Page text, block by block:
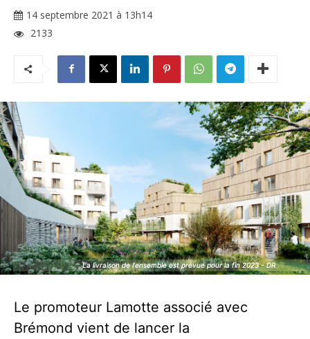
14 septembre 2021 à 13h14
2133
La livraison de l'ensemble est prévue pour la fin 2023 - DR
La livraison de l'ensemble est prévue pour la fin 2023 - DR
Le promoteur Lamotte associé avec
Brémond vient de lancer la